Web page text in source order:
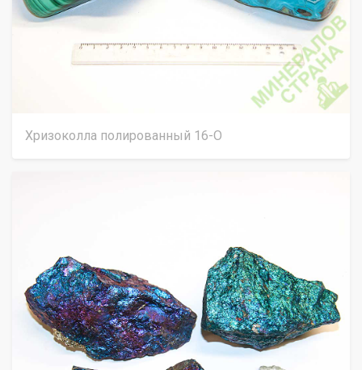
Хризоколла полированный 16-О